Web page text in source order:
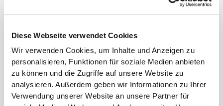
Diese Webseite verwendet Cookies
Wir verwenden Cookies, um Inhalte und Anzeigen zu
personalisieren, Funktionen für soziale Medien anbieten
zu können und die Zugriffe auf unsere Website zu
analysieren. Außerdem geben wir Informationen zu Ihrer
Verwendung unserer Website an unsere Partner für
Kapseln
caps